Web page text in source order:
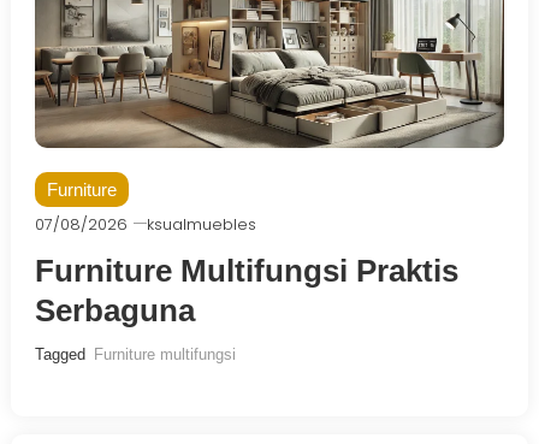
Furniture
07/08/2026 ksualmuebles
Furniture Multifungsi Praktis
Serbaguna
Tagged Furniture multifungsi